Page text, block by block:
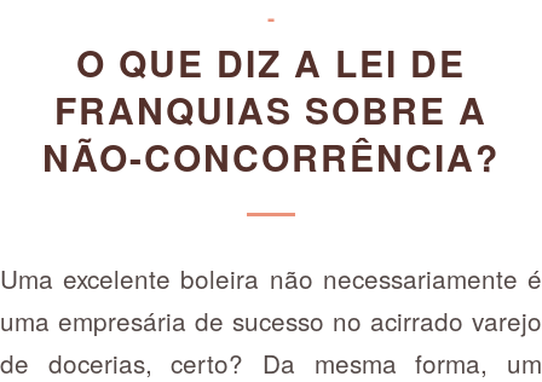
-
O QUE DIZ A LEI DE
FRANQUIAS SOBRE A
NÃO-CONCORRÊNCIA?
Uma excelente boleira não necessariamente é
uma empresária de sucesso no acirrado varejo
de docerias, certo? Da mesma forma, um